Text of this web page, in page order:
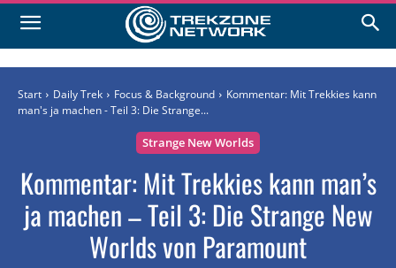
Start Daily Trek Focus & Background
Kommentar: Mit Trekkies kann
man's ja machen - Teil 3: Die Strange...
Strange New Worlds
Kommentar: Mit Trekkies kann man’s
ja machen – Teil 3: Die Strange New
Worlds von Paramount